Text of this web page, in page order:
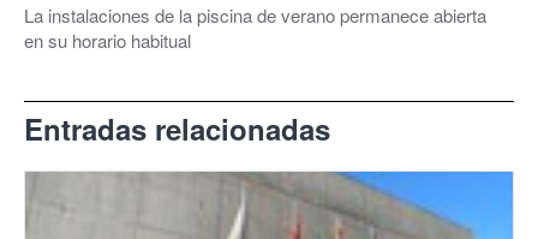
La instalaciones de la piscina de verano permanece abierta
en su horario habitual
Entradas relacionadas